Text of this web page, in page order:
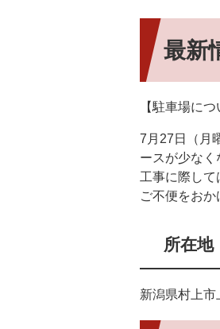
最新
【駐車場につ
7月27日（月
ースが少なく
工事に際し
ご不便をお
所在地
新潟県村上